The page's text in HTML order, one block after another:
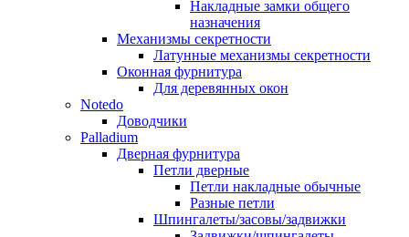
Накладные замки общего
назначения
Механизмы секретности
Латунные механизмы секретности
Оконная фурнитура
Для деревянных окон
Notedo
Доводчики
Palladium
Дверная фурнитура
Петли дверные
Петли накладные обычные
Разные петли
Шпингалеты/засовы/задвижки